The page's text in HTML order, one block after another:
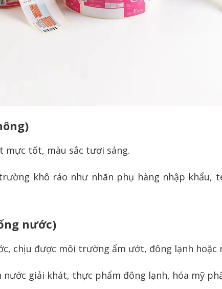
mực tốt, màu sắc tươi sáng.
khô ráo như nhãn phụ hàng nhập
nước)
chịu được môi trường ẩm ướt, đông lạnh hoặc
giải khát, thực phẩm đông lạnh, hóa mỹ